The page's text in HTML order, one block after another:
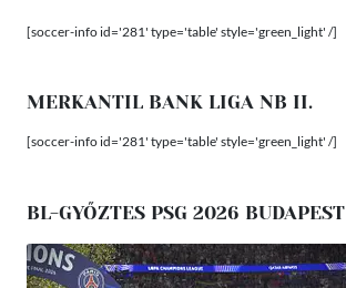
[soccer-info id='281' type='table' style='green_light' /]
MERKANTIL BANK LIGA NB II.
[soccer-info id='281' type='table' style='green_light' /]
BL-GYŐZTES PSG 2026 BUDAPEST